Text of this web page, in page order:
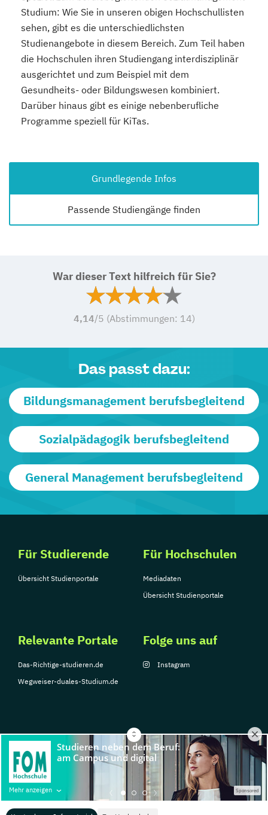
Mehr anzeigen Sponsored
Studium: Wie Sie in unseren obigen Hochschullisten
sehen, gibt es die unterschiedlichsten
Studienangebote in diesem Bereich. Zum Teil haben
die Hochschulen ihren Studiengang interdisziplinär
ausgerichtet und zum Beispiel mit dem
Gesundheits- oder Bildungswesen kombiniert.
Darüber hinaus gibt es einige nebenberufliche
Programme speziell für KiTas.
Grundlegende Infos
Passende Studiengänge finden
War dieser Text hilfreich für Sie?
4,14/5 (Abstimmungen: 14)
Das passt dazu:
Bildungsmanagement berufsbegleitend
Sozialpädagogik berufsbegleitend
General Management berufsbegleitend
Für Studierende
Übersicht Studienportale
Für Hochschulen
Mediadaten
Übersicht Studienportale
Relevante Portale
Das-Richtige-studieren.de
Wegweiser-duales-Studium.de
Folge uns auf
Instagram
© Copyright 2026, TarGroup Media GmbH
Impressum
uns
Datenschutzerklärung Nutzungsbedingungen